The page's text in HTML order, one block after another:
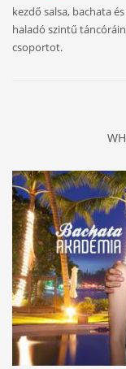
kezdő salsa, bachata
haladó szintű
csoportot.